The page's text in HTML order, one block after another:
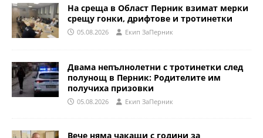
На среща в Област Перник взимат мерки
срещу гонки, дрифтове и тротинетки
05.08.2026 Eкип ЗаПерник
Двама непълнолетни с тротинетки след
полунощ в Перник: Родителите им
получиха призовки
05.08.2026 Eкип ЗаПерник
Вече няма чакащи с години за